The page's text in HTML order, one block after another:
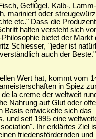
Geflügel, Kalb-,
mariniert oder
etc." Dass die
halten versteht sich
bietet der Markt
Schiesser, "jeder ist
auch der Beste."
Wert hat, kommt vom
in Spiez
la creme der weltweit
Nahrung auf Glut oder
Basis entwickelte sich das
und seit 1995 eine
Ihr erklärtes Ziel
friedensfördernden und